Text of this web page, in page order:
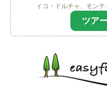
イコ・ドルチャ、モンテ
ツア